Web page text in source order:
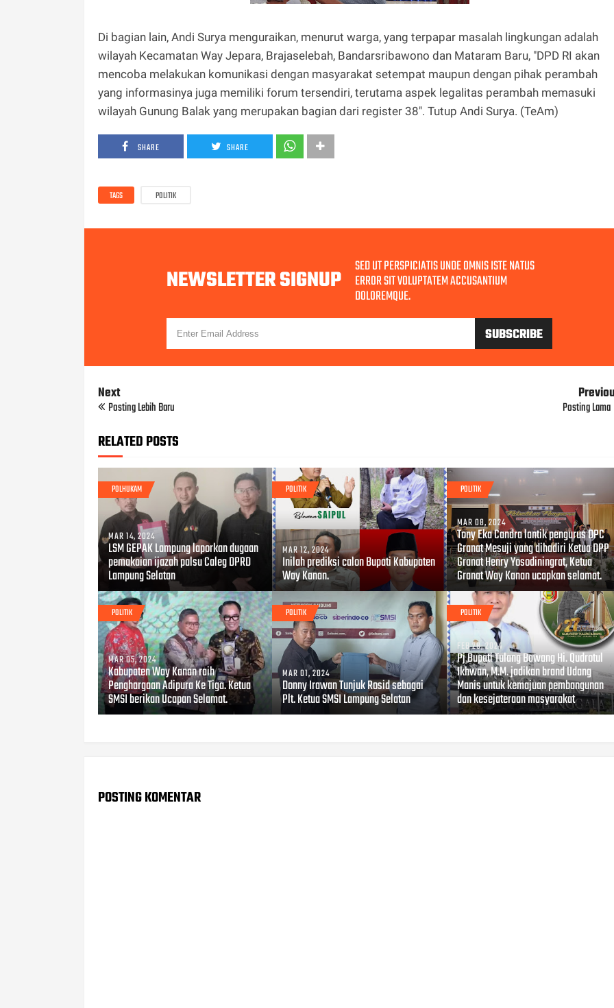
Di bagian lain, Andi Surya menguraikan, menurut warga, yang terpapar masalah lingkungan adalah
wilayah Kecamatan Way Jepara, Brajaselebah, Bandarsribawono dan Mataram Baru, "DPD RI akan
mencoba melakukan komunikasi dengan masyarakat setempat maupun dengan pihak perambah
yang informasinya juga memiliki forum tersendiri, terutama aspek legalitas perambah memasuki
wilayah Gunung Balak yang merupakan bagian dari register 38". Tutup Andi Surya. (TeAm)
SHARE SHARE
TAGS POLITIK
NEWSLETTER SIGNUP SED UT PERSPICIATIS UNDE OMNIS ISTE NATUS
ERROR SIT VOLUPTATEM ACCUSANTIUM
DOLOREMQUE.
Next
Posting Lebih Baru Posting Lama
RELATED POSTS
POLHUKAM
MAR 14, 2024
LSM GEPAK Lampung laporkan dugaan
pemakaian ijazah palsu Caleg DPRD
Lampung Selatan
POLITIK
MAR 12, 2024
Inilah prediksi calon Bupati Kabupaten
Way Kanan.
POLITIK
MAR 08, 2024
Tony Eka Candra lantik pengurus DPC
Granat Mesuji yang dihadiri Ketua DPP
Granat Henry Yosodiningrat, Ketua
Granat Way Kanan ucapkan selamat.
POLITIK
MAR 05, 2024
Kabupaten Way Kanan raih
Penghargaan Adipura Ke Tiga. Ketua
SMSI berikan Ucapan Selamat.
POLITIK
MAR 01, 2024
Donny Irawan Tunjuk Rosid sebagai
Plt. Ketua SMSI Lampung Selatan
POLITIK
FEB 28, 2024
Pj Bupati Tulang Bawang Hi. Qudrotul
Ikhwan, M.M. jadikan brand Udang
Manis untuk kemajuan pembangunan
dan kesejateraan masyarakat
POSTING KOMENTAR